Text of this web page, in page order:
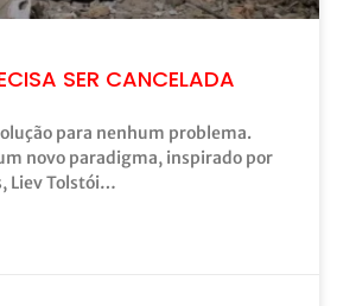
SER CANCELADA
para nenhum problema.
novo paradigma, inspirado por
Liev Tolstói…